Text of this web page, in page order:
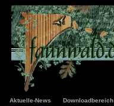
Aktuelle-News Downloadbereich